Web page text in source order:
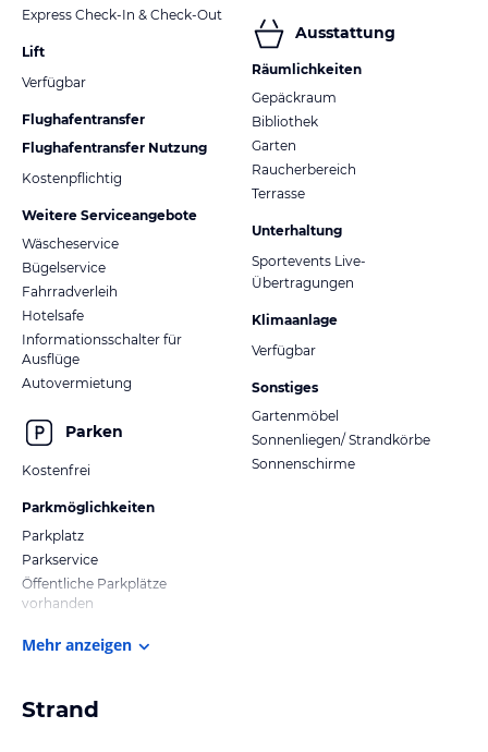
Express Check-In & Check-Out
Lift
Verfügbar
Flughafentransfer
Flughafentransfer Nutzung
Kostenpflichtig
Weitere Serviceangebote
Wäscheservice
Bügelservice
Fahrradverleih
Hotelsafe
Informationsschalter für
Ausflüge
Autovermietung
Parken
Kostenfrei
Parkmöglichkeiten
Parkplatz
Parkservice
Öffentliche Parkplätze
vorhanden
Ausstattung
Räumlichkeiten
Gepäckraum
Bibliothek
Garten
Raucherbereich
Terrasse
Unterhaltung
Sportevents Live-
Übertragungen
Klimaanlage
Verfügbar
Sonstiges
Gartenmöbel
Sonnenliegen/ Strandkörbe
Sonnenschirme
Mehr anzeigen
Strand